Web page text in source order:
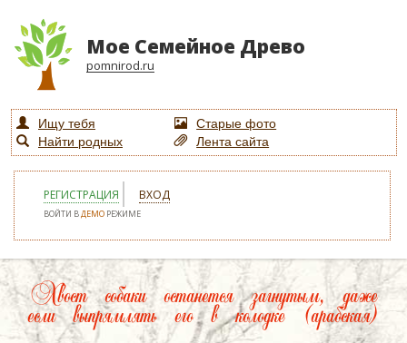
Мое Семейное Древо
pomnirod.ru
Ищу тебя
Старые фото
Найти родных
Лента сайта
РЕГИСТРАЦИЯ ВХОД
ВОЙТИ ВДЕМО РЕЖИМЕ
Хвост собаки останется загнутым, даже
если выпрямлять его в колодке (арабская)